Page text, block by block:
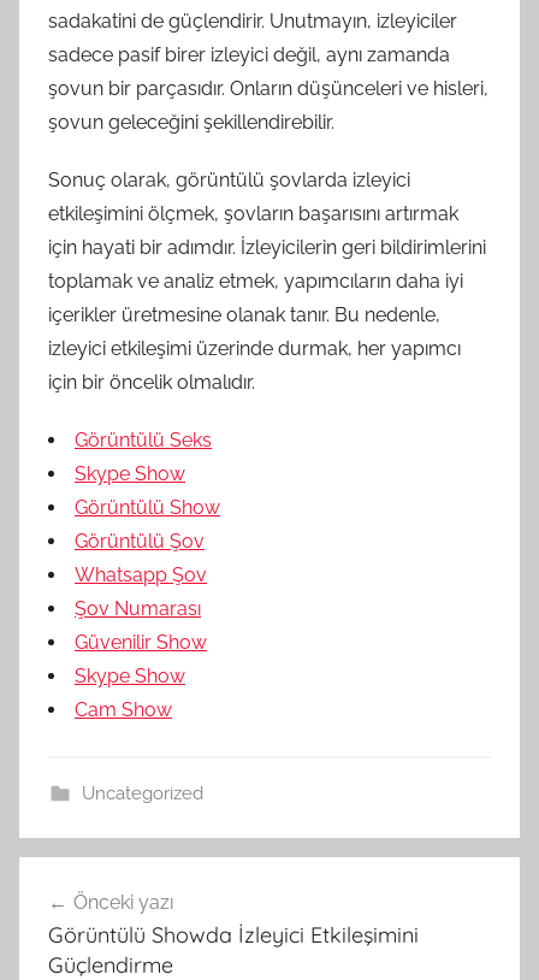
sadakatini de güçlendirir. Unutmayın, izleyiciler
sadece pasif birer izleyici değil, aynı zamanda
şovun bir parçasıdır. Onların düşünceleri ve hisleri,
şovun geleceğini şekillendirebilir.
Sonuç olarak, görüntülü şovlarda izleyici
etkileşimini ölçmek, şovların başarısını artırmak
için hayati bir adımdır. İzleyicilerin geri bildirimlerini
toplamak ve analiz etmek, yapımcıların daha iyi
içerikler üretmesine olanak tanır. Bu nedenle,
izleyici etkileşimi üzerinde durmak, her yapımcı
için bir öncelik olmalıdır.
Görüntülü Seks
Skype Show
Görüntülü Show
Görüntülü Şov
Whatsapp Şov
Şov Numarası
Güvenilir Show
Skype Show
Cam Show
Uncategorized
gezinmesi
Önceki yazı
Görüntülü Showda İzleyici Etkileşimini
Güçlendirme